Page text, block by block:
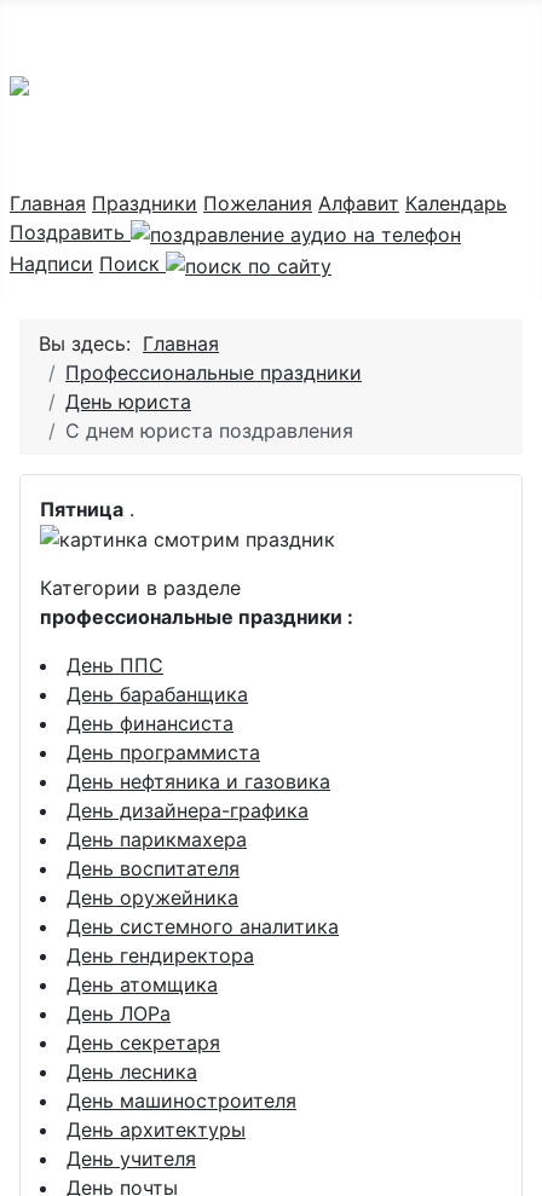
Главная Праздники Пожелания Алфавит Календарь
Поздравить
Надписи Поиск
Вы здесь: Главная
Профессиональные праздники
День юриста
С днем юриста поздравления
Пятница .
Категории в разделе
профессиональные праздники :
День ППС
День барабанщика
День финансиста
День программиста
День нефтяника и газовика
День дизайнера-графика
День парикмахера
День воспитателя
День оружейника
День системного аналитика
День гендиректора
День атомщика
День ЛОРа
День секретаря
День лесника
День машиностроителя
День архитектуры
День учителя
День почты